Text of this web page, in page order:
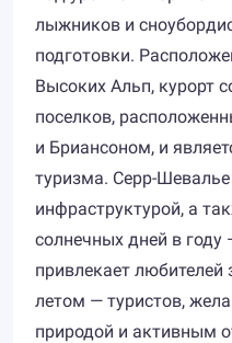
лыжников и
подготовки.
Высоких Альп, курорт
поселков,
и Бриансоном, и
туризма. Серр-
инфраструктурой, а
солнечных дней в
привлекает любителей
летом — туристов,
природой и активным